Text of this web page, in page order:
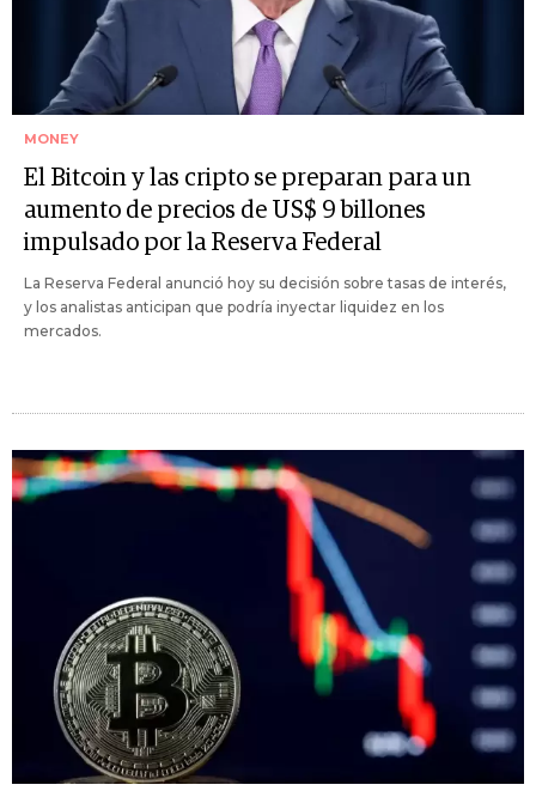
MONEY
El Bitcoin y las cripto se preparan para un
aumento de precios de US$ 9 billones
impulsado por la Reserva Federal
La Reserva Federal anunció hoy su decisión sobre tasas de interés,
y los analistas anticipan que podría inyectar liquidez en los
mercados.